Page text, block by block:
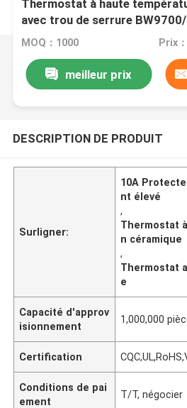
Thermostat à haute
avec trou de serrure
MOQ：1000 Prix
meilleur prix
DESCRIPTION DE PRODUIT
Surligner:
10A
nt élevé
,
Thermostat
n céramique
,
Thermostat
e
Capacité d'approv
isionnement
1,000,000
Certification
Conditions de pai
ement
T/T, négocier